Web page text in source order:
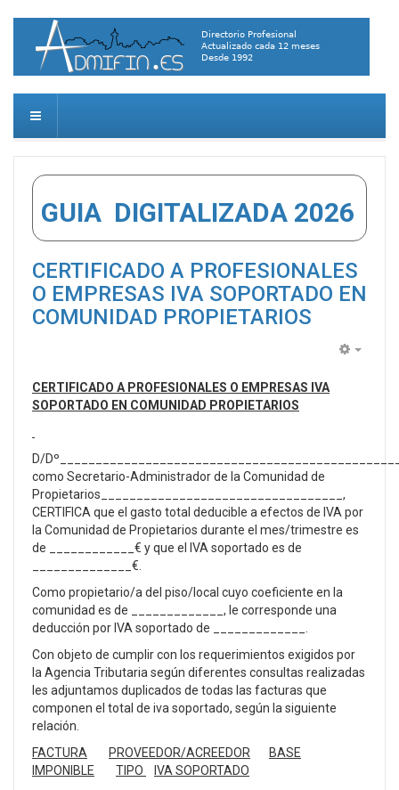
GUIA DIGITALIZADA 2026
CERTIFICADO A PROFESIONALES
O EMPRESAS IVA SOPORTADO EN
COMUNIDAD PROPIETARIOS
CERTIFICADO A PROFESIONALES O EMPRESAS IVA
SOPORTADO EN COMUNIDAD PROPIETARIOS
D/
como Secretario-Administrador de la Comunidad de
Propietarios__________________________________,
CERTIFICA que el gasto total deducible a efectos de IVA por
la Comunidad de Propietarios durante el mes/trimestre es
de ____________€ y que el IVA soportado es de
______________€.
Como propietario/a del piso/local cuyo coeficiente en la
comunidad es de _____________, le corresponde una
deducción por IVA soportado de _____________.
Con objeto de cumplir con los requerimientos exigidos por
la Agencia Tributaria según diferentes consultas realizadas
les adjuntamos duplicados de todas las facturas que
componen el total de iva soportado, según la siguiente
relación.
FACTURA
PROVEEDOR/ACREEDOR
BASE
IMPONIBLE
TIPO IVA SOPORTADO